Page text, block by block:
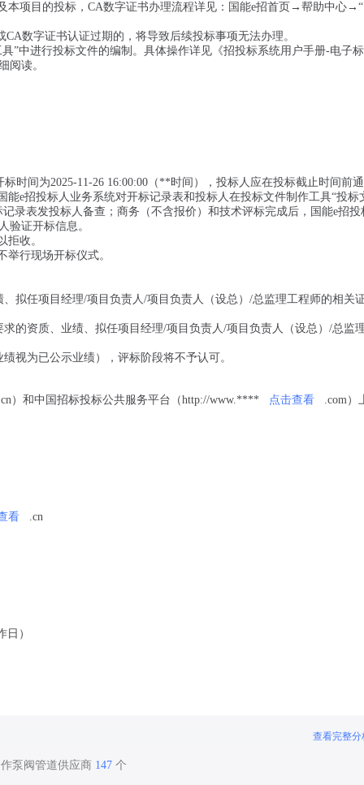
本项目的投标，CA数字证书办理流程详见：国能e招首页→帮助中心→“
数字证书认证过期的，将导致后续投标事项无法办理。
”中进行投标文件的编制。具体操作详见《招投标系统用户手册-电子
阅读。
时间为2025-11-26 16:00:00（**时间），投标人应在投标截止时间前
e招投标人业务系统对开标记录表和投标人在投标文件制作工具“投标
录表发投标人备查；商务（不含报价）和技术评标完成后，国能e招投
验证开标信息。
拒收。
举行现场开标仪式。
拟任项目经理/项目负责人/项目负责人（设总）/总监理工程师的相关
的资质、业绩、拟任项目经理/项目负责人/项目负责人（设总）/总监
视为已公示业绩），评标阶段将不予认可。
）和中国招标投标公共服务平台（http://www.**** 点击查看 .com）
看 .cn
日）
查看完整分
泵阀管道供应商 147 个